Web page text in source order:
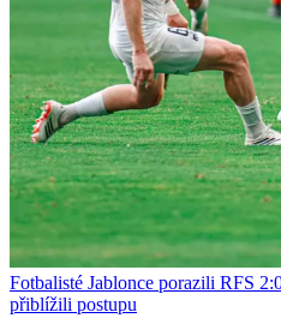
Fotbalisté Jablonce porazili RFS
přiblížili postupu